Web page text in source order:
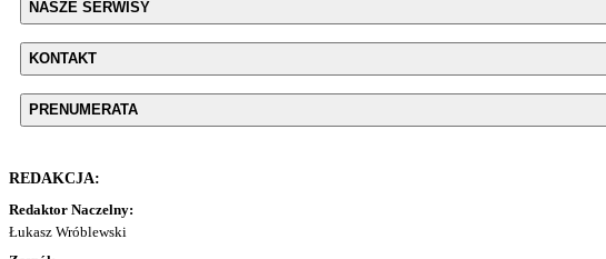
NASZE SERWISY
KONTAKT
PRENUMERATA
REDAKCJA:
Redaktor Naczelny:
Łukasz Wróblewski